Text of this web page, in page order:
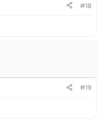
#18
#19